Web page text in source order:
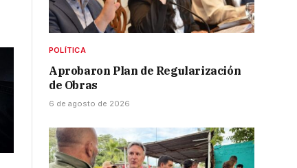
POLÍTICA
Aprobaron Plan de Regularización
de Obras
6 de agosto de 2026